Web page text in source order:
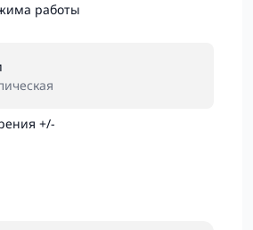
работы
+/-